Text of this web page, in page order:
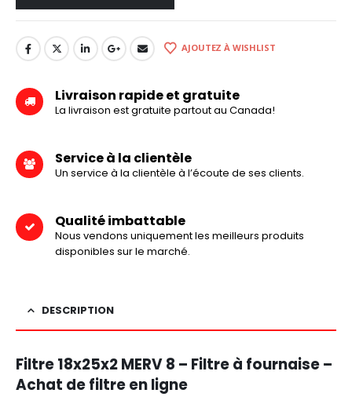
AJOUTEZ À WISHLIST
Livraison rapide et gratuite
La livraison est gratuite partout au Canada!
Service à la clientèle
Un service à la clientèle à l’écoute de ses clients.
Qualité imbattable
Nous vendons uniquement les meilleurs produits
disponibles sur le marché.
DESCRIPTION
Filtre 18x25x2 MERV 8 – Filtre à fournaise –
Achat de filtre en ligne